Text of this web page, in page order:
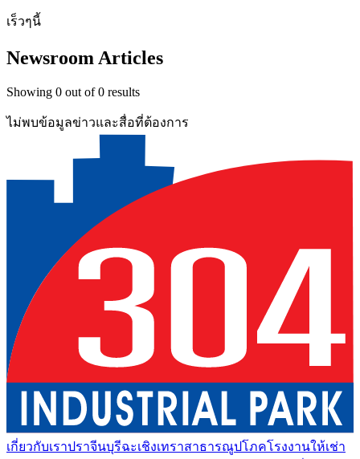
เร็วๆนี้
Newsroom Articles
Showing 0 out of0 results
ไม่พบข้อมูลข่าวและสื่อที่ต้องการ
เกี่ยวกับเราปราจีนบุรีฉะเชิงเทราสาธารณูปโภคโรงงานให้เช่า